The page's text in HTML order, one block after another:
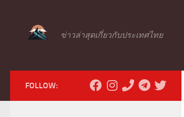
ข่าวล่าสุดเกี่ยวกับประเทศไทย
FOLLOW: